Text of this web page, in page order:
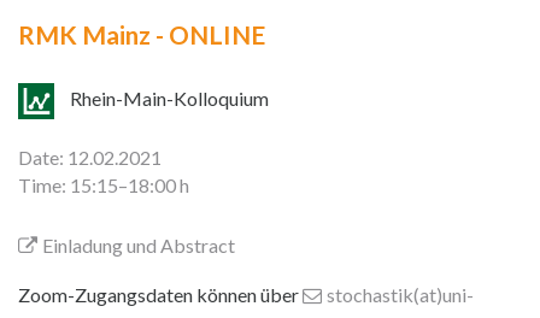
RMK Mainz - ONLINE
Rhein-Main-Kolloquium
Date: 12.02.2021
Time: 15:15–18:00 h
Einladung und Abstract
Zoom-Zugangsdaten können über
stochastik(at)uni-